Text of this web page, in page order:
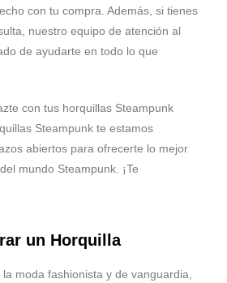
con tu compra. Además, si tienes
nuestro equipo de atención al
de ayudarte en todo lo que
con tus horquillas Steampunk
Steampunk te estamos
abiertos para ofrecerte lo mejor
mundo Steampunk. ¡Te
un Horquilla
moda fashionista y de vanguardia,